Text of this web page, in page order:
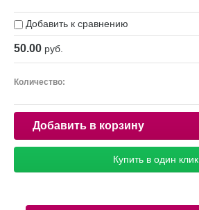
Добавить к сравнению
50.00 руб.
Количество:
Добавить в корзину
Купить в один клик